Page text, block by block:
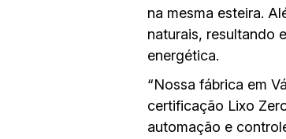
na mesma esteira.
naturais, resultando
energética.
“Nossa fábrica em
certificação Lixo
automação e